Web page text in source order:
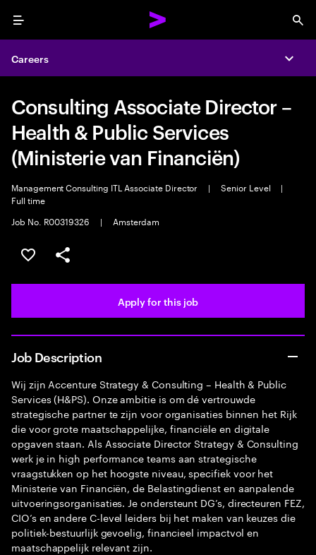
Menu
Careers
Consulting Associate Director –
Health & Public Services
(Ministerie van Financiën)
Management Consulting ITL Associate Director | Senior Level
|
Full time
Job No. R00319326
| Amsterdam
Save this job
Share this job
Apply for this job
Job Description
Wij zijn Accenture Strategy & Consulting – Health & Public
Services (H&PS). Onze ambitie is om dé vertrouwde
strategische partner te zijn voor organisaties binnen het Rijk
die voor grote maatschappelijke, financiële en digitale
opgaven staan. Als Associate Director Strategy & Consulting
werk je in high performance teams aan strategische
vraagstukken op het hoogste niveau, specifiek voor het
Ministerie van Financiën, de Belastingdienst en aanpalende
uitvoeringsorganisaties. Je ondersteunt DG’s, directeuren FEZ,
CIO’s en andere C-level leiders bij het maken van keuzes die
politiek-bestuurlijk gevoelig, financieel impactvol en
maatschappelijk relevant zijn.